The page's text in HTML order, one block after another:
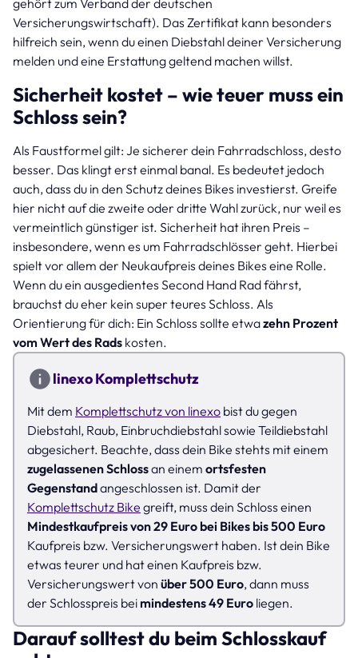
Versicherungswirtschaft). Das Zertifikat kann besonders
hilfreich sein, wenn du einen Diebstahl deiner Versicherung
melden und eine Erstattung geltend machen willst.
Sicherheit kostet – wie teuer muss ein
Schloss sein?
Als Faustformel gilt: Je sicherer dein Fahrradschloss, desto
besser. Das klingt erst einmal banal. Es bedeutet jedoch
auch, dass du in den Schutz deines Bikes investierst. Greife
hier nicht auf die zweite oder dritte Wahl zurück, nur weil es
vermeintlich günstiger ist. Sicherheit hat ihren Preis –
insbesondere, wenn es um Fahrradschlösser geht. Hierbei
spielt vor allem der Neukaufpreis deines Bikes eine Rolle.
Wenn du ein ausgedientes Second Hand Rad fährst,
brauchst du eher kein super teures Schloss. Als
Orientierung für dich: Ein Schloss sollte etwazehn Prozent
vom Wert des Rads kosten.
linexo Komplettschutz
Mit dem Komplettschutz von linexo bist du gegen
Diebstahl, Raub, Einbruchdiebstahl sowie Teildiebstahl
abgesichert. Beachte, dass dein Bike stehts mit einem
zugelassenen Schlossan einem ortsfesten
Gegenstandangeschlossen ist. Damit der
Komplettschutz Bike greift, muss dein Schloss einen
Mindestkaufpreis von 29 Euro bei Bikes bis 500 Euro
Kaufpreis bzw. Versicherungswert haben. Ist dein Bike
etwas teurer und hat einen Kaufpreis bzw.
Versicherungswert von über 500 Euro, dann muss
der Schlosspreis bei mindestens 49 Euro liegen.
Darauf solltest du beim Schlosskauf